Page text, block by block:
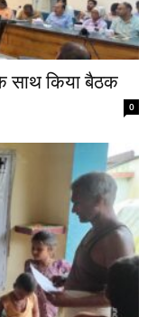
साथ किया बैठक
0